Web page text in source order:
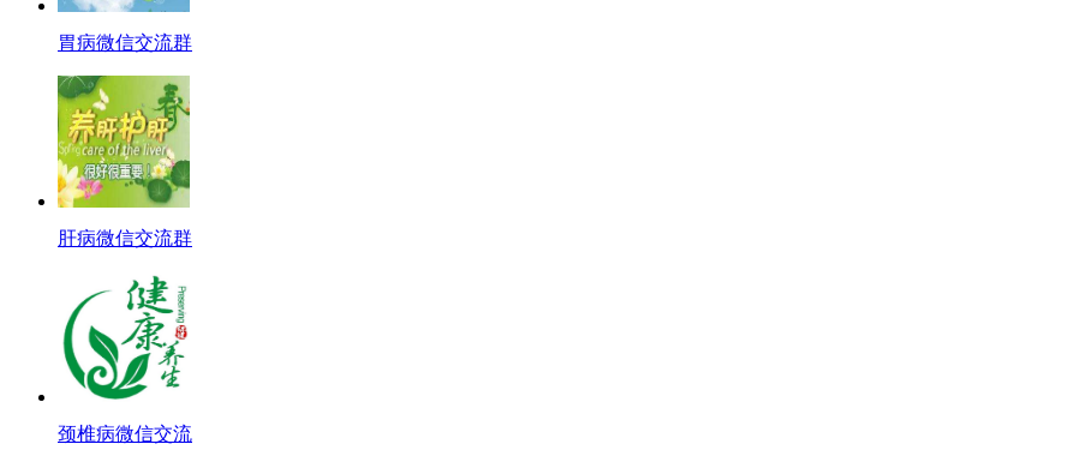
胃病微信交流群
肝病微信交流群
颈椎病微信交流